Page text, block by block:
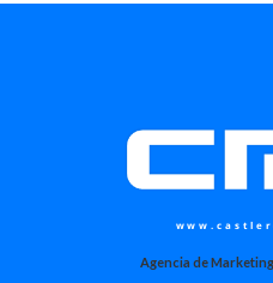
Agencia de